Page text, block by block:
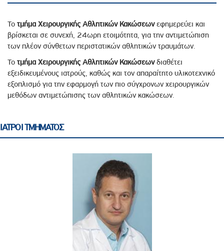
Το τμήμα Χειρουργικής Αθλητικών Κακώσεωνεφημερεύει και
βρίσκεται σε συνεχή, 24ωρη ετοιμότητα, για την αντιμετώπιση
των πλέον σύνθετων περιστατικών αθλητικών τραυμάτων.
Το τμήμα Χειρουργικής Αθλητικών Κακώσεωνδιαθέτει
εξειδικευμένους ιατρούς, καθώς και τον απαραίτητο υλικοτεχνικό
εξοπλισμό για την εφαρμογή των πιο σύγχρονων χειρουργικών
μεθόδων αντιμετώπισης των αθλητικών κακώσεων.
ΙΑΤΡΟΙ ΤΜΗΜΑΤΟΣ